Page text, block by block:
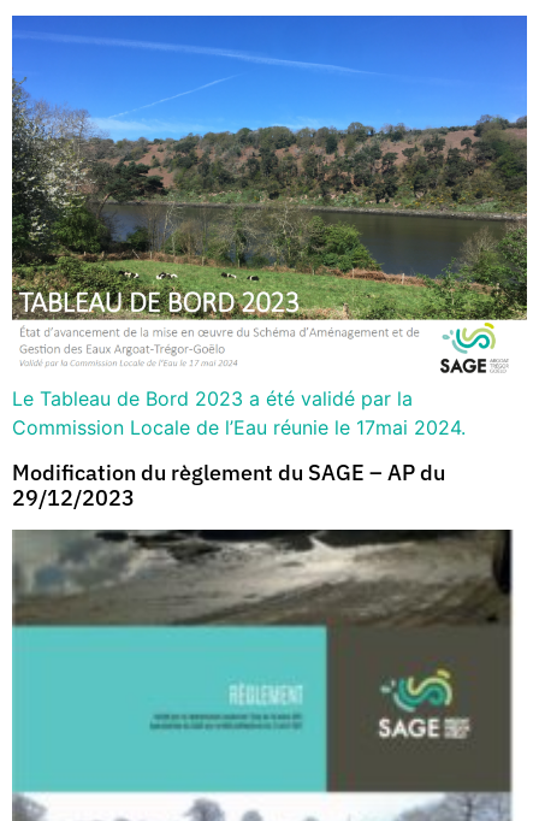
Le Tableau de Bord 2023 a été validé par la
Commission Locale de l’Eau réunie le 17mai 2024.
Modification du règlement du SAGE – AP du
29/12/2023